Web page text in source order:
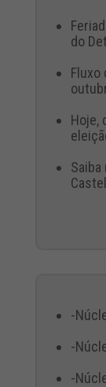
do
Fluxo
Hoje,
-
-
-